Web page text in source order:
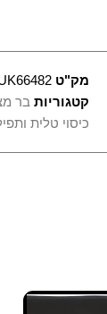
מק"ט
קטגוריות בר
כיסוי טלית